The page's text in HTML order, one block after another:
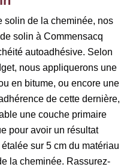
solin de la cheminée, nos
solin à Commensacq
autoadhésive. Selon
nous appliquerons une
en bitume, ou encore une
de cette dernière,
une couche primaire
pour avoir un résultat
sur 5 cm du matériau
la cheminée. Rassurez-